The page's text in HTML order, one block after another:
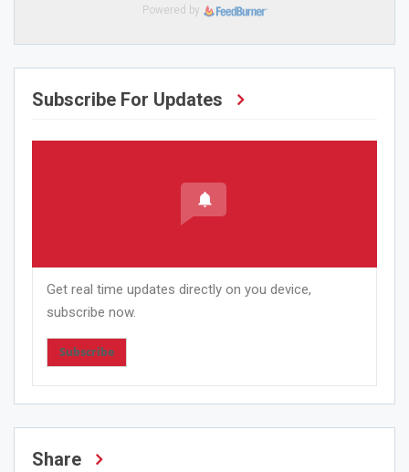
Powered by
Subscribe For Updates
Get real time updates directly on you device,
subscribe now.
Subscribe
Share